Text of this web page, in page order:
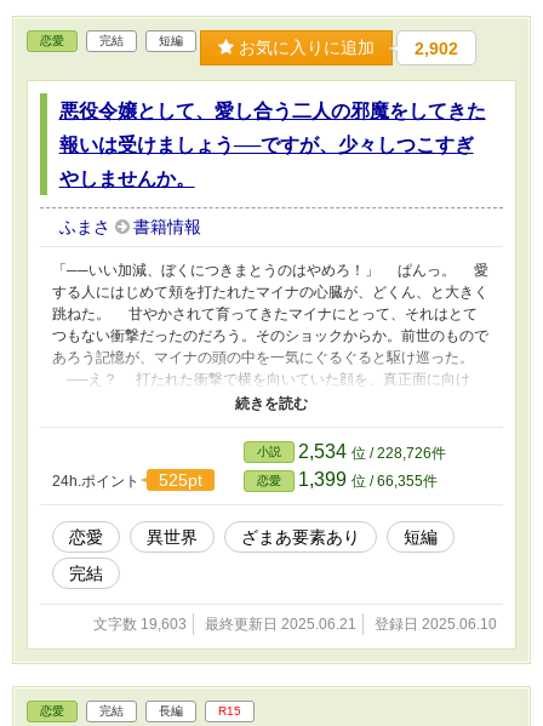
恋愛 完結 短編 お気に入りに追加 2,902
悪役令嬢として、愛し合う二人の邪魔をしてきた
報いは受けましょう──ですが、少々しつこすぎ
やしませんか。
ふまさ 書籍情報
「──いい加減、ぼくにつきまとうのはやめろ！」 ぱんっ。 愛
する人にはじめて頬を打たれたマイナの心臓が、どくん、と大きく
跳ねた。 甘やかされて育ってきたマイナにとって、それはとて
つもない衝撃だったのだろう。そのショックからか。前世のもので
あろう記憶が、マイナの頭の中を一気にぐるぐると駆け巡った。
──え？ 打たれた衝撃で横を向いていた顔を、真正面に向け
る。王立学園の廊下には大勢の生徒が集まり、その中心には、三つ
の人影があった。一人は、マイナ。目の前には、この国の第一王子
──ローランドがいて、その隣では、ローランドの愛する婚約者、
伯爵令嬢のリリアンが怒りで目を吊り上げていた。
24h.ポイント
525pt
小説 2,534 位 / 228,726件
恋愛 1,399 位 / 66,355件
恋愛 異世界 ざまあ要素あり
短編
完結
文字数 19,603 最終更新日 2025.06.21 登録日 2025.06.10
恋愛 完結 長編 R15